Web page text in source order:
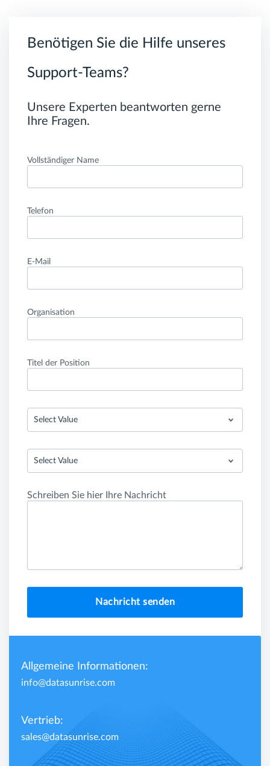
Benötigen Sie die Hilfe unseres
Support-Teams?
Unsere Experten beantworten gerne
Ihre Fragen.
Vollständiger Name
Telefon
E-Mail
Organisation
Titel der Position
Select Value
Select Value
Schreiben Sie hier Ihre Nachricht
Nachricht senden
Allgemeine Informationen:
info@datasunrise.com
Vertrieb:
sales@datasunrise.com